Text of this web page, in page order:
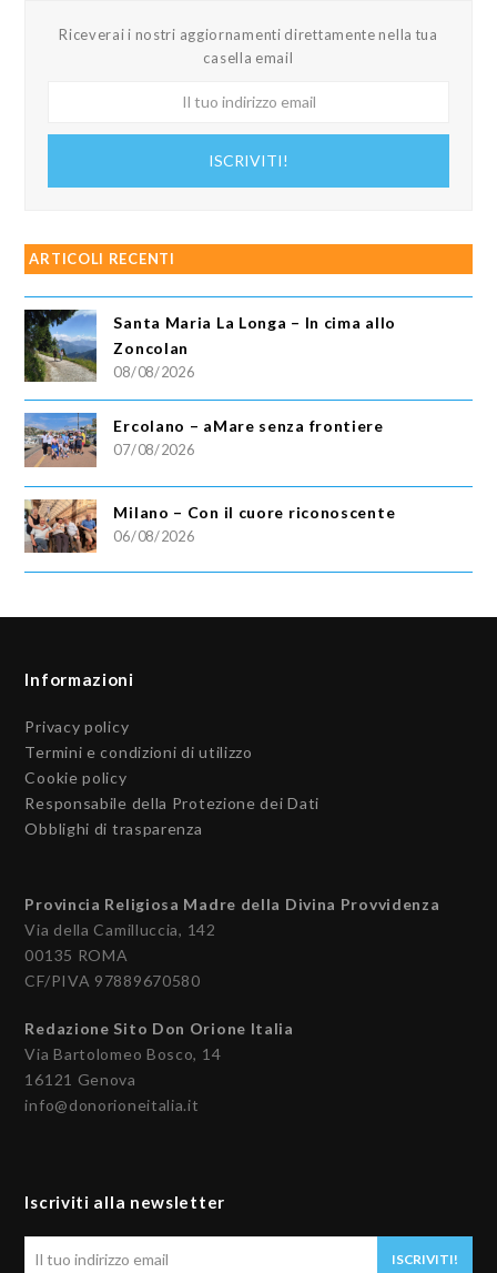
Riceverai i nostri aggiornamenti direttamente nella tua
casella email
ISCRIVITI!
ARTICOLI RECENTI
Santa Maria La Longa – In cima allo
Zoncolan
08/08/2026
Ercolano – aMare senza frontiere
07/08/2026
Milano – Con il cuore riconoscente
06/08/2026
Informazioni
Privacy policy
Termini e condizioni di utilizzo
Cookie policy
Responsabile della Protezione dei Dati
Obblighi di trasparenza
Provincia Religiosa Madre della Divina Provvidenza
Via della Camilluccia, 142
00135 ROMA
CF/PIVA 97889670580
Redazione Sito Don Orione Italia
Via Bartolomeo Bosco, 14
16121 Genova
info@donorioneitalia.it
Iscriviti alla newsletter
ISCRIVITI!